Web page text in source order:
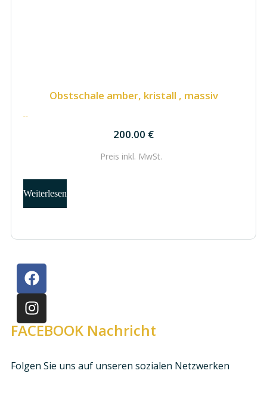
Obstschale amber, kristall , massiv
200.00 €
200.00 €
Preis inkl. MwSt.
Weiterlesen
FACEBOOK Nachricht
Folgen Sie uns auf unseren sozialen Netzwerken